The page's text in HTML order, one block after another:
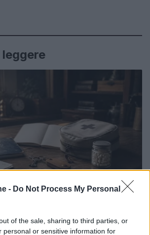
- Do Not Process My Personal
of the sale, sharing to third parties, or
personal or sensitive information for
per senior: guida pratica ai
sanitario ed esclusioni